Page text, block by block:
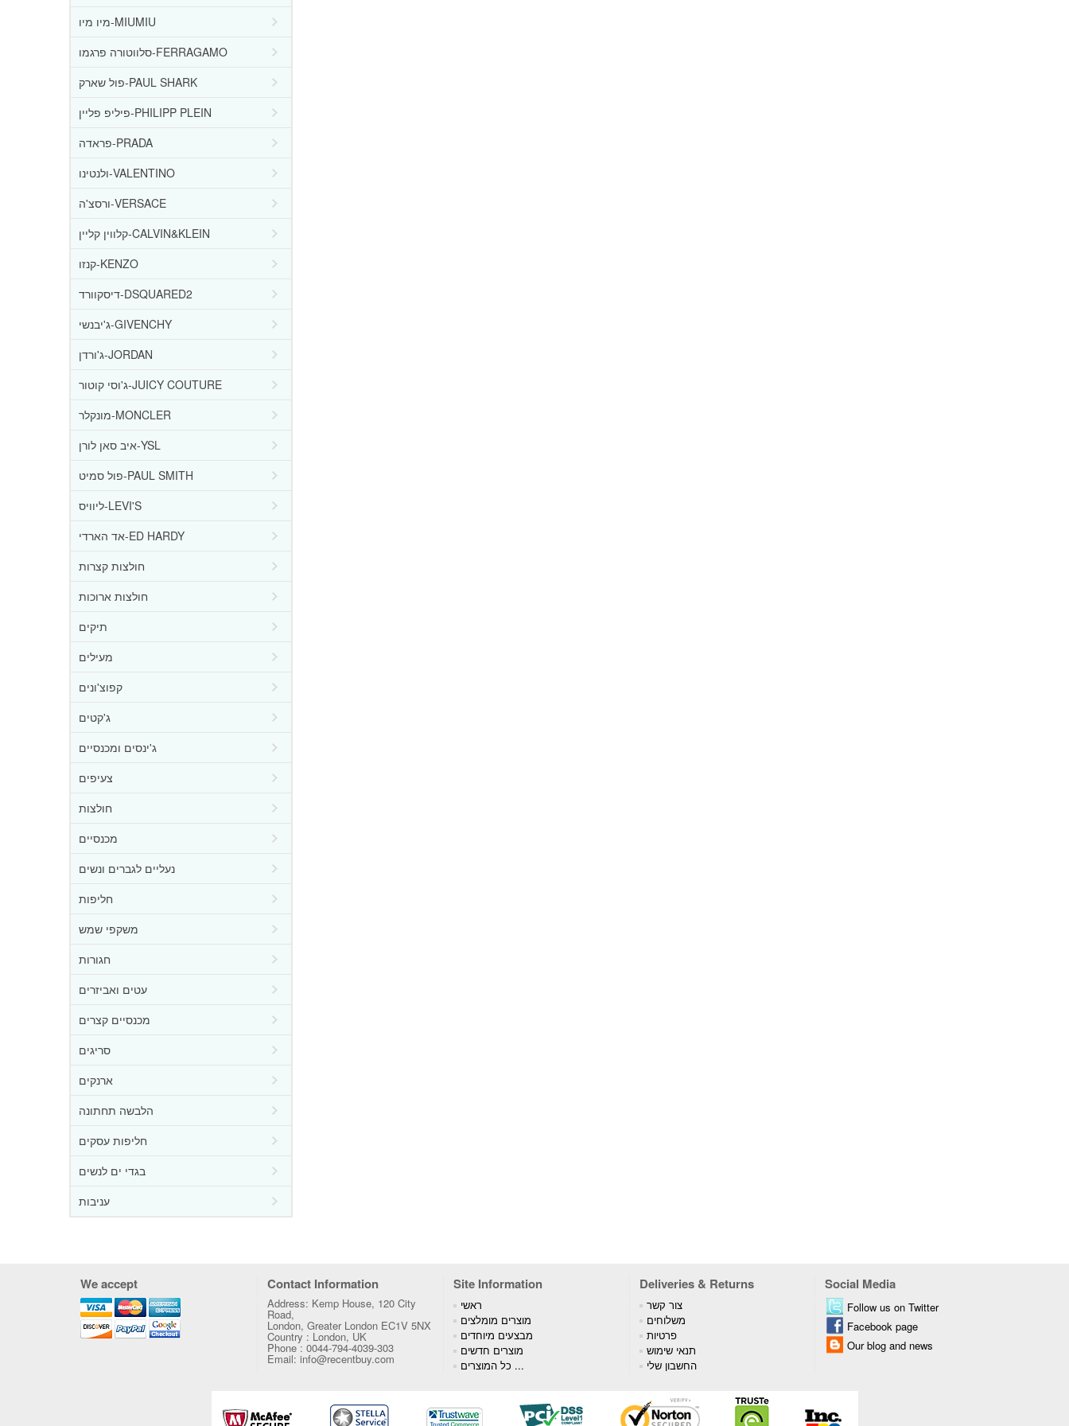
מיו מיו-MIUMIU
סלווטורה פרגמו-FERRAGAMO
פול שארק-PAUL SHARK
פיליפ פליין-PHILIPP PLEIN
פראדה-PRADA
ולנטינו-VALENTINO
ורסצ'ה-VERSACE
קלווין קליין-CALVIN&KLEIN
קנזו-KENZO
דיסקוורד-DSQUARED2
ג'יבנשי-GIVENCHY
ג'ורדן-JORDAN
ג'וסי קוטור-JUICY COUTURE
מונקלר-MONCLER
איב סאן לורן-YSL
פול סמיט-PAUL SMITH
ליוויס-LEVI'S
אד הארדי-ED HARDY
חולצות קצרות
חולצות ארוכות
תיקים
מעילים
קפוצ'ונים
ג'קטים
ג'ינסים ומכנסיים
צעיפים
חולצות
מכנסיים
נעליים לגברים ונשים
חליפות
משקפי שמש
חגורות
עטים ואביזרים
מכנסיים קצרים
סריגים
ארנקים
הלבשה תחתונה
חליפות עסקים
בגדי ים לנשים
עניבות
We accept Contact Information Site Information Deliveries & Returns Social Media
Address: Kemp House, 120 City
Road,
London, Greater London EC1V 5NX
Country : London, UK
Phone : 0044-794-4039-303
Email: info@recentbuy.com
ראשי
מוצרים מומלצים
מבצעים מיוחדים
מוצרים חדשים
כל המוצרים ...
צור קשר
משלוחים
פרטיות
תנאי שימוש
החשבון שלי
Follow us on Twitter
Facebook page
Our blog and news